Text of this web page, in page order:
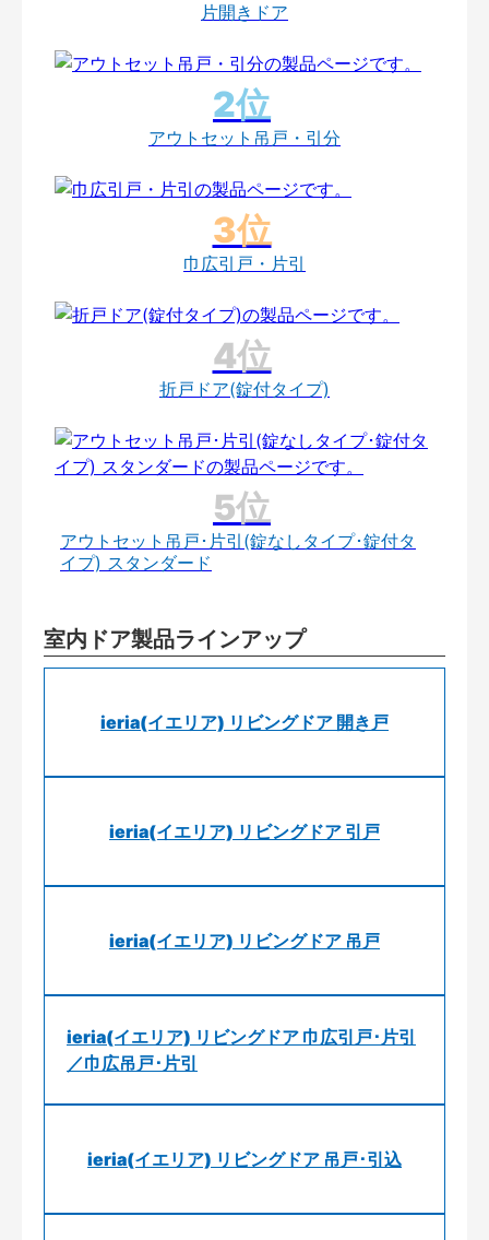
片開きドア
アウトセット吊戸・引分
巾広引戸・片引
折戸ドア(錠付タイプ)
アウトセット吊戸･片引(錠なしタイプ･錠付タ
イプ) スタンダード
室内ドア製品ラインアップ
ieria(イエリア) リビングドア 開き戸
ieria(イエリア) リビングドア 引戸
ieria(イエリア) リビングドア 吊戸
ieria(イエリア) リビングドア 巾広引戸･片引
／巾広吊戸･片引
ieria(イエリア) リビングドア 吊戸･引込